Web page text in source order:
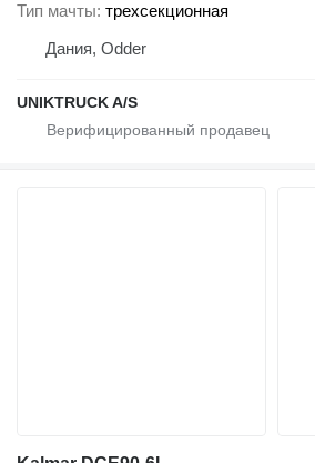
Тип мачты трехсекционная
Дания, Odder
UNIKTRUCK A/S